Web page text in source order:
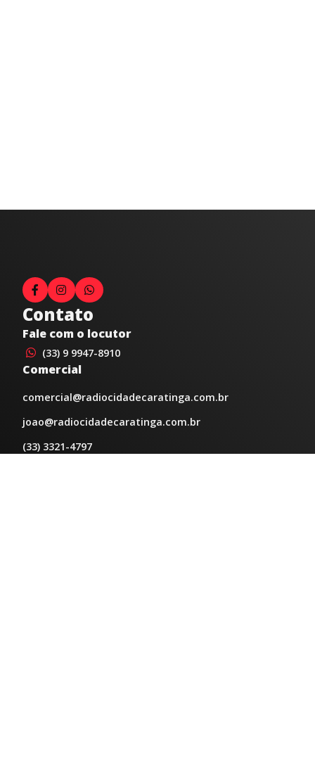
Contato
Fale com o locutor
(33) 9 9947-8910
Comercial
comercial@radiocidadecaratinga.com.br
joao@radiocidadecaratinga.com.br
(33) 3321-4797